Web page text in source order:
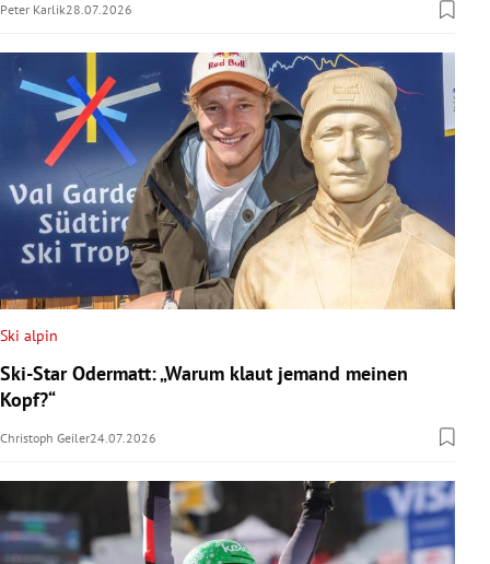
Peter Karlik28.07.2026
Ski alpin
Ski-Star Odermatt: „Warum klaut jemand meinen
Kopf?“
Christoph Geiler24.07.2026